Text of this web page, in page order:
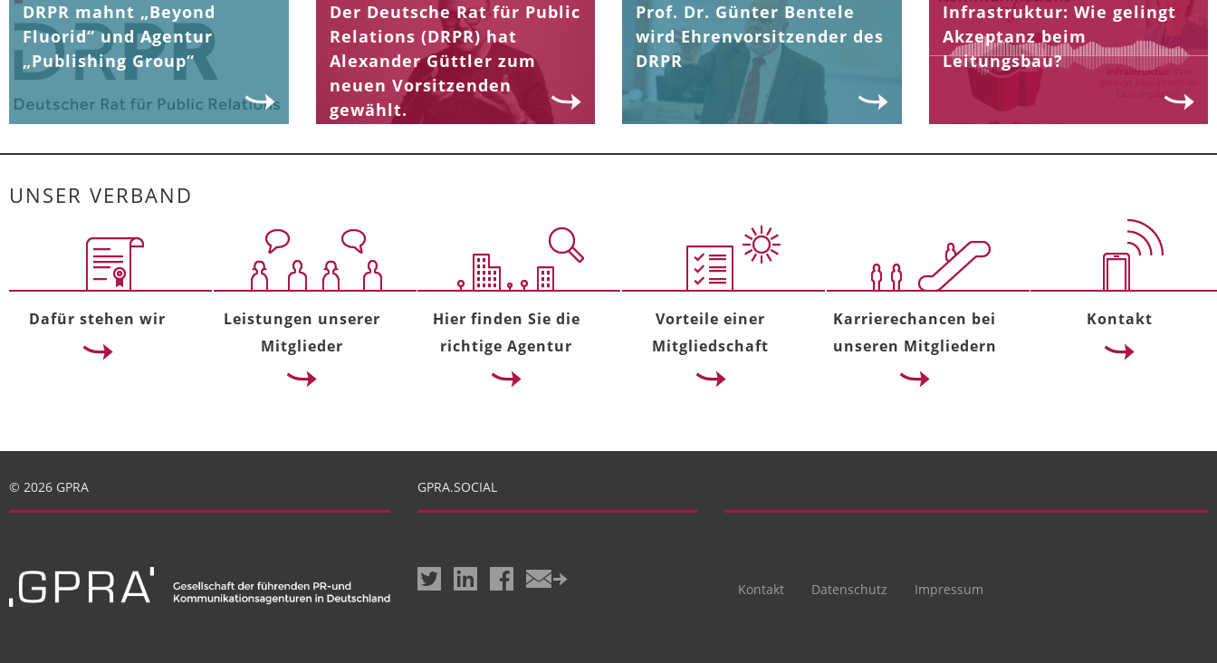
DRPR mahnt „Beyond
Fluorid“ und Agentur
„Publishing Group“
Der Deutsche Rat für Public
Relations (DRPR) hat
Alexander Güttler zum
neuen Vorsitzenden
gewählt.
Prof. Dr. Günter Bentele
wird Ehrenvorsitzender des
DRPR
Infrastruktur: Wie gelingt
Akzeptanz beim
Leitungsbau?
UNSER VERBAND
Dafür stehen wir
Leistungen unserer
Mitglieder
Hier finden Sie die
richtige Agentur
Vorteile einer
Mitgliedschaft
Karrierechancen bei
unseren Mitgliedern
Kontakt
© 2026 GPRA GPRA.SOCIAL
Kontakt Datenschutz Impressum